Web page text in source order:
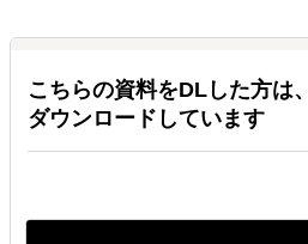
こちらの資料をDLした方は
ダウンロードしています